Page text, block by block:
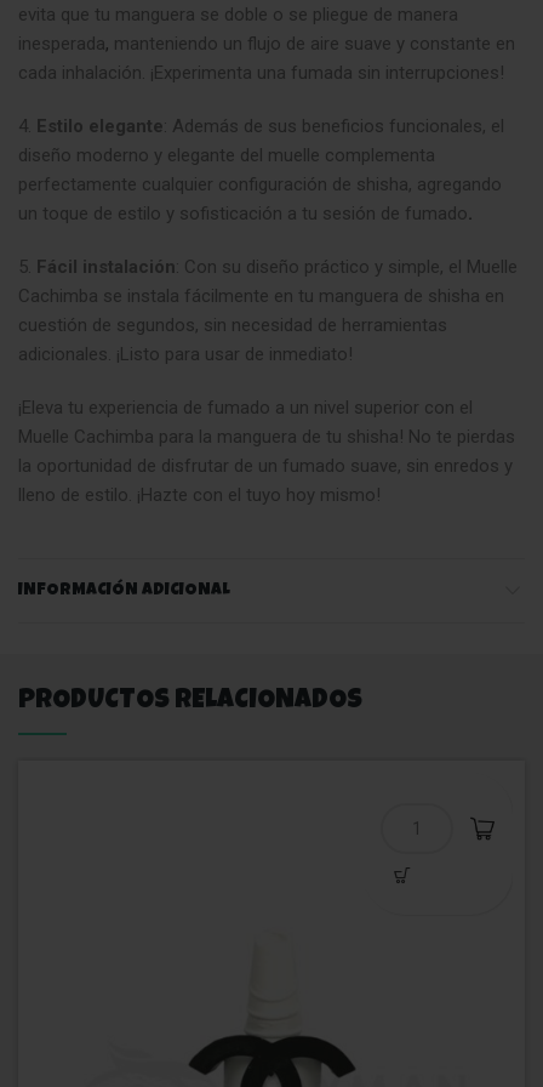
evita que tu manguera se doble o se pliegue de manera
inesperada, manteniendo un flujo de aire suave y constante en
cada inhalación. ¡Experimenta una fumada sin interrupciones!
4. Estilo elegante: Además de sus beneficios funcionales, el
diseño moderno y elegante del muelle complementa
perfectamente cualquier configuración de shisha, agregando
un toque de estilo y sofisticación a tu sesión de fumado.
5. Fácil instalación: Con su diseño práctico y simple, el Muelle
Cachimba se instala fácilmente en tu manguera de shisha en
cuestión de segundos, sin necesidad de herramientas
adicionales. ¡Listo para usar de inmediato!
¡Eleva tu experiencia de fumado a un nivel superior con el
Muelle Cachimba para la manguera de tu shisha! No te pierdas
la oportunidad de disfrutar de un fumado suave, sin enredos y
lleno de estilo. ¡Hazte con el tuyo hoy mismo!
INFORMACIÓN ADICIONAL
PRODUCTOS RELACIONADOS